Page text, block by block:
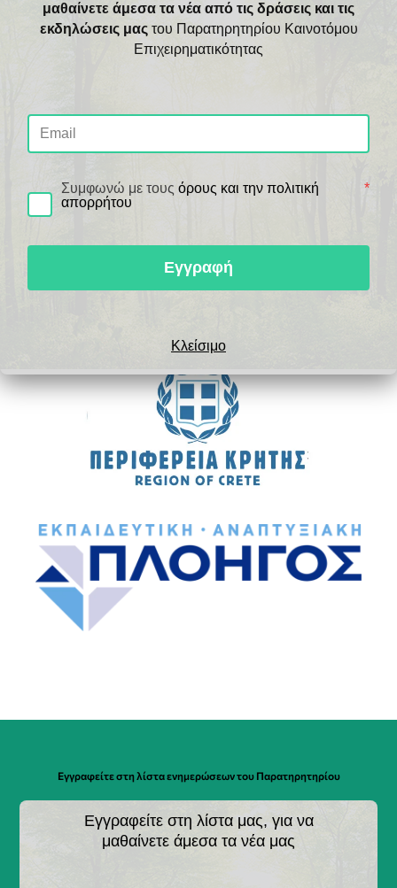
Επαγγελμάτων
Κέντρο Ειδικών Παιδιών Ζωοδόχος Πηγή
Χρήσιμοι Σύνδεσμοι
Εγγραφείτε στη λίστα ενημερώσεων του Παρατηρητηρίου
Εγγραφείτε στη λίστα μας, για να
μαθαίνετε άμεσα τα νέα μας
μαθαίνετε άμεσα τα νέα από τις δράσεις και τις
εκδηλώσεις μας του Παρατηρητηρίου Καινοτόμου
Επιχειρηματικότητας
Συμφωνώ με τουςόρους και την πολιτική
απορρήτου
*
Εγγραφή
Κλείσιμο